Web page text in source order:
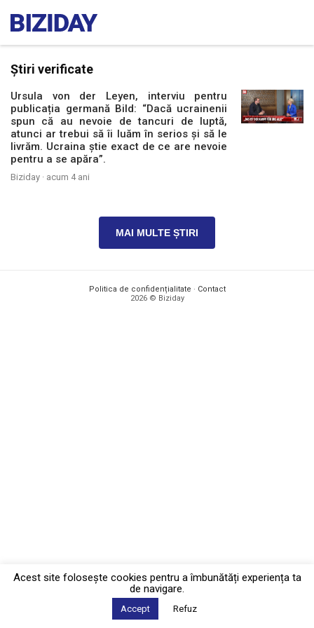
Știri verificate
Ursula von der Leyen, interviu pentru
publicația germană Bild: “Dacă ucrainenii
spun că au nevoie de tancuri de luptă,
atunci ar trebui să îi luăm în serios și să le
livrăm. Ucraina știe exact de ce are nevoie
pentru a se apăra”.
Biziday · acum 4 ani
MAI MULTE ȘTIRI
Politica de confidențialitate · Contact
2026 © Biziday
Acest site foloseşte cookies pentru a îmbunătăți experiența ta
de navigare.
Accept Refuz